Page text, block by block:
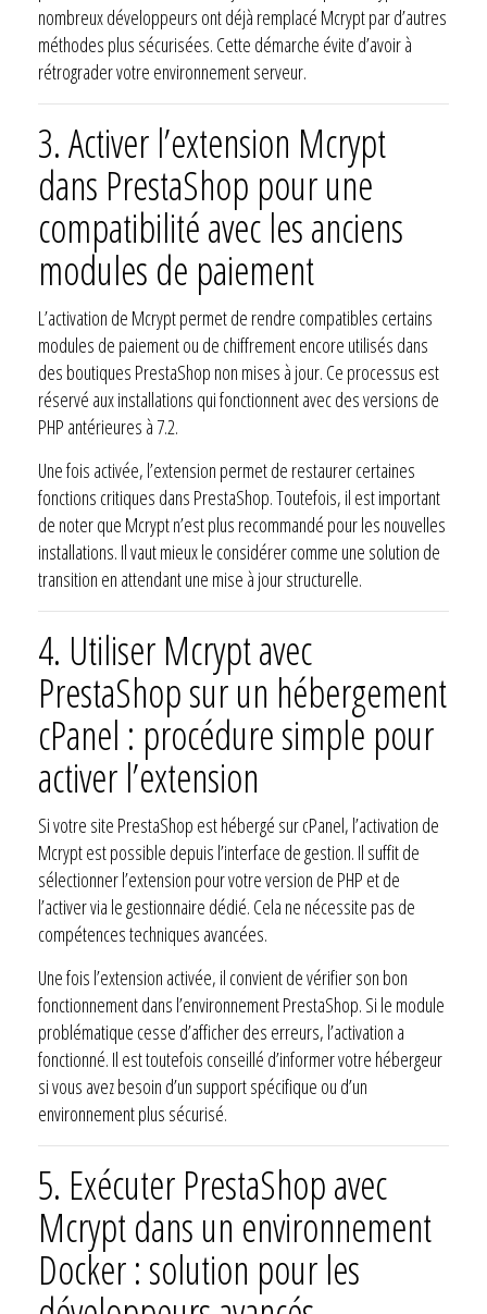
nombreux développeurs ont déjà remplacé Mcrypt par d’autres
méthodes plus sécurisées. Cette démarche évite d’avoir à
rétrograder votre environnement serveur.
3.Activer l’extension Mcrypt
dans PrestaShop pour une
compatibilité avec les anciens
modules de paiement
L’activation de Mcrypt permet de rendre compatibles certains
modules de paiement ou de chiffrement encore utilisés dans
des boutiques PrestaShop non mises à jour. Ce processus est
réservé aux installations qui fonctionnent avec des versions de
PHP antérieures à 7.2.
Une fois activée, l’extension permet de restaurer certaines
fonctions critiques dans PrestaShop. Toutefois, il est important
de noter que Mcrypt n’est plus recommandé pour les nouvelles
installations. Il vaut mieux le considérer comme une solution de
transition en attendant une mise à jour structurelle.
4. Utiliser Mcrypt avec
PrestaShop sur un hébergement
cPanel : procédure simple pour
activer l’extension
Si votre site PrestaShop est hébergé sur cPanel, l’activation de
Mcrypt est possible depuis l’interface de gestion. Il suffit de
sélectionner l’extension pour votre version de PHP et de
l’activer via le gestionnaire dédié. Cela ne nécessite pas de
compétences techniques avancées.
Une fois l’extension activée, il convient de vérifier son bon
fonctionnement dans l’environnement PrestaShop. Si le module
problématique cesse d’afficher des erreurs, l’activation a
fonctionné. Il est toutefois conseillé d’informer votre hébergeur
si vous avez besoin d’un support spécifique ou d’un
environnement plus sécurisé.
5. Exécuter PrestaShop avec
Mcrypt dans un environnement
Docker : solution pour les